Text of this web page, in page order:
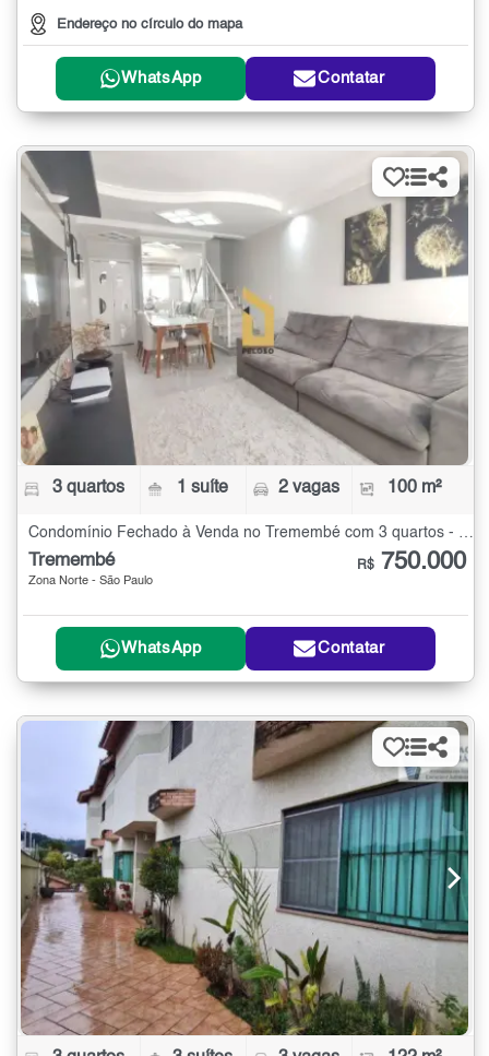
Endereço no círculo do mapa
WhatsApp Contatar
3 quartos 1 suíte 2 vagas 100 m²
Tremembé
Zona Norte - São Paulo
R$ 750.000
WhatsApp Contatar